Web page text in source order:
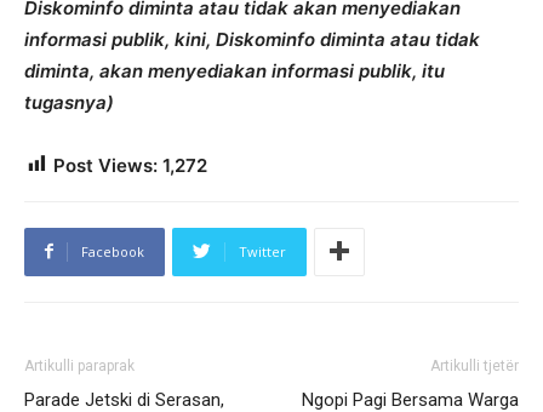
Diskominfo diminta atau tidak akan menyediakan
informasi publik, kini, Diskominfo diminta atau tidak
diminta, akan menyediakan informasi publik, itu
tugasnya)
Post Views: 1,272
Facebook Twitter
Artikulli paraprak
Parade Jetski di Serasan,
Artikulli tjetër
Ngopi Pagi Bersama Warga